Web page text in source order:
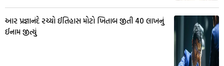
આર પ્રજ્ઞાનંદે રચ્યો ઈતિહાસ મોટો ખિતાબ જીતી 40 લાખનું
ઈનામ જીત્યું